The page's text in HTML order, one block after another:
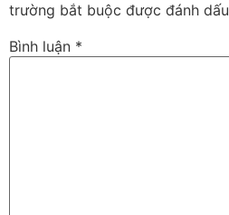
trường bắt buộc được đánh dấu
Bình luận *